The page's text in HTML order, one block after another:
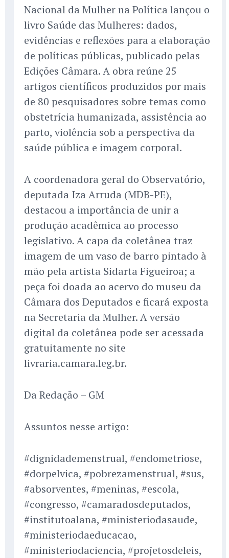
Nacional da Mulher na Política lançou o
livro Saúde das Mulheres: dados,
evidências e reflexões para a elaboração
de políticas públicas, publicado pelas
Edições Câmara. A obra reúne 25
artigos científicos produzidos por mais
de 80 pesquisadores sobre temas como
obstetrícia humanizada, assistência ao
parto, violência sob a perspectiva da
saúde pública e imagem corporal.
A coordenadora geral do Observatório,
deputada Iza Arruda (MDB-PE),
destacou a importância de unir a
produção acadêmica ao processo
legislativo. A capa da coletânea traz
imagem de um vaso de barro pintado à
mão pela artista Sidarta Figueiroa; a
peça foi doada ao acervo do museu da
Câmara dos Deputados e ficará exposta
na Secretaria da Mulher. A versão
digital da coletânea pode ser acessada
gratuitamente no site
livraria.camara.leg.br.
Da Redação – GM
Assuntos nesse artigo:
#dignidademenstrual, #endometriose,
#dorpelvica, #pobrezamenstrual, #sus,
#absorventes, #meninas, #escola,
#congresso, #camaradosdeputados,
#institutoalana, #ministeriodasaude,
#ministeriodaeducacao,
#ministeriodaciencia, #projetosdeleis,